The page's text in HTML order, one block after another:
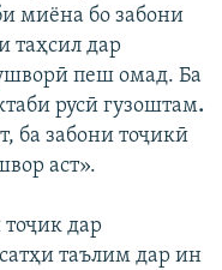
миёна бо забони
таҳсил дар
пеш омад. Ба
русӣ гузоштам.
ба забони тоҷикӣ
аст».
дар
таълим дар ин